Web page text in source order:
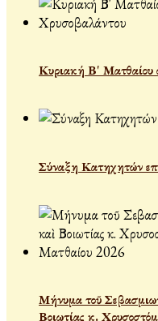
Κυριακή Β' Ματθαίου
Σύναξη Κατηχητών επί
Μήνυμα τοῦ
Βοιωτίας κ.